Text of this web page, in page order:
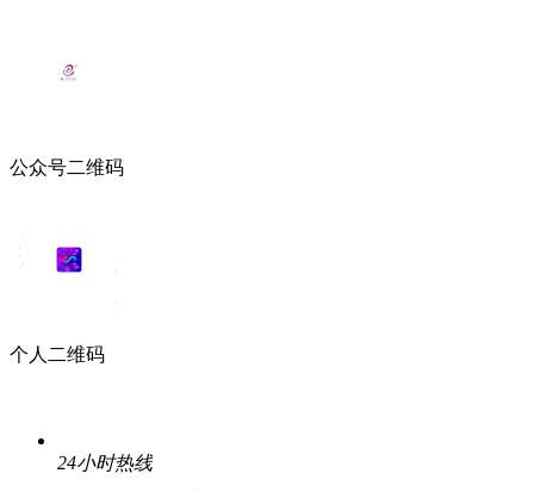
公众号二维码
个人二维码
24小时热线